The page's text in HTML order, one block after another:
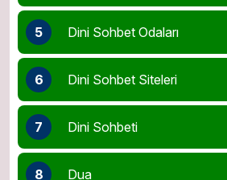
5 Dini Sohbet Odaları
6 Dini Sohbet Siteleri
7 Dini Sohbeti
8 Dua